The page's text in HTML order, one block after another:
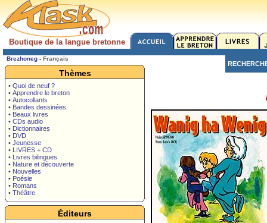
Boutique de la langue bretonne
Brezhoneg - Français
Thèmes
• Quoi de neuf ?
• Apprendre le breton
• Autocollants
• Bandes dessinées
• Beaux livres
• CDs audio
• Dictionnaires
• DVD
• Jeunesse
• LIVRES + CD
• Livres bilingues
• Nature et découverte
• Nouvelles
• Poésie
• Romans
• Théâtre
Éditeurs